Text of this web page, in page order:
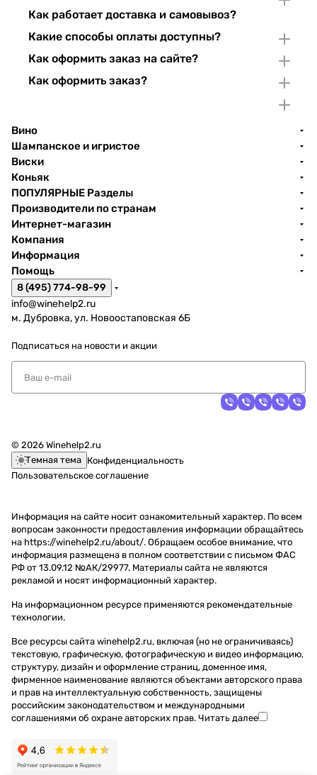
Как работает доставка и самовывоз?
Какие способы оплаты доступны?
Как оформить заказ на сайте?
Как оформить заказ?
Вино
Шампанское и игристое
Виски
Коньяк
ПОПУЛЯРНЫЕ Разделы
Производители по странам
Интернет-магазин
Компания
Информация
Помощь
8 (495) 774-98-99
info@winehelp2.ru
м. Дубровка, ул. Новоостаповская 6Б
Подписаться на новости и акции
© 2026 Winehelp2.ru
Темная тема Конфиденциальность
Пользовательское соглашение
Информация на сайте носит ознакомительный характер. По всем
вопросам законности предоставления информации обращайтесь
на https://winehelp2.ru/about/. Обращаем особое внимание, что
информация размещена в полном соответствии с письмом ФАС
РФ от 13.09.12 №АК/29977. Материалы сайта не являются
рекламой и носят информационный характер.
На информационном ресурсе применяются рекомендательные
технологии.
Все ресурсы сайта winehelp2.ru, включая (но не ограничиваясь)
текстовую, графическую, фотографическую и видео информацию,
структуру, дизайн и оформление страниц, доменное имя,
фирменное наименование являются объектами авторского права
и прав на интеллектуальную собственность, защищены
российским законодательством и международными
соглашениями об охране авторских прав. Читать далее